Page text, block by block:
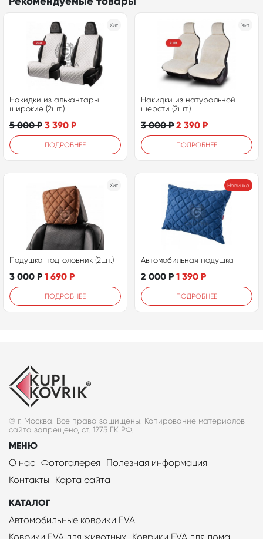
Хит
Накидки из алькантары
широкие (2шт.)
5 000Р 3 390 Р
ПОДРОБНЕЕ
Хит
Накидки из натуральной
шерсти (2шт.)
3 000Р 2 390 Р
ПОДРОБНЕЕ
Хит
Подушка подголовник (2шт.)
3 000Р 1 690 Р
ПОДРОБНЕЕ
Новинка
Автомобильная подушка
2 000Р 1 390 Р
ПОДРОБНЕЕ
© г. Москва. Все права защищены. Копирование материалов
сайта запрещено, ст. 1275 ГК РФ.
МЕНЮ
О нас Фотогалерея
Полезная информация
Контакты
Карта сайта
КАТАЛОГ
Автомобильные коврики EVA